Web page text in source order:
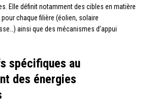
Elle définit notamment des cibles en matière
chaque filière (éolien, solaire
ainsi que des mécanismes d’appui
spécifiques au
des énergies